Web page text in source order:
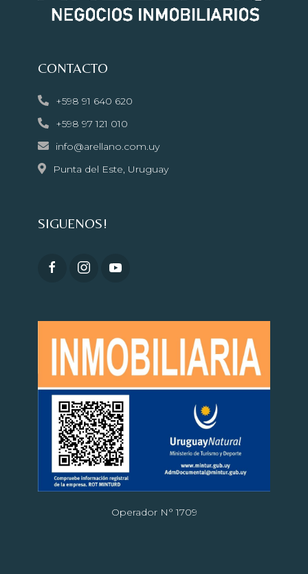
CONTACTO
+598 91 640 620
+598 97 121 010
info@arellano.com.uy
Punta del Este, Uruguay
SIGUENOS!
Operador N° 1709